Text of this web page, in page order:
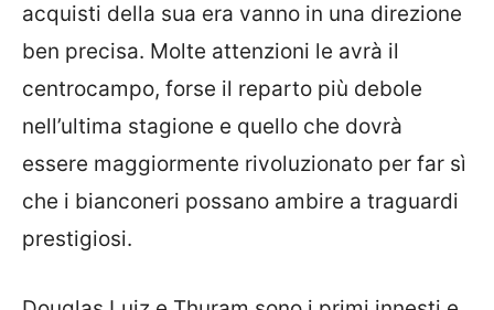
acquisti della sua era vanno in una direzione
ben precisa. Molte attenzioni le avrà il
centrocampo, forse il reparto più debole
nell’ultima stagione e quello che dovrà
essere maggiormente rivoluzionato per far sì
che i bianconeri possano ambire a traguardi
prestigiosi.